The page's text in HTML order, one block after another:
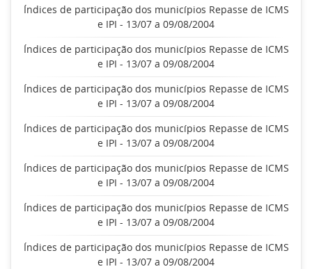
Índices de participação dos municípios Repasse de ICMS
e IPI - 13/07 a 09/08/2004
Índices de participação dos municípios Repasse de ICMS
e IPI - 13/07 a 09/08/2004
Índices de participação dos municípios Repasse de ICMS
e IPI - 13/07 a 09/08/2004
Índices de participação dos municípios Repasse de ICMS
e IPI - 13/07 a 09/08/2004
Índices de participação dos municípios Repasse de ICMS
e IPI - 13/07 a 09/08/2004
Índices de participação dos municípios Repasse de ICMS
e IPI - 13/07 a 09/08/2004
Índices de participação dos municípios Repasse de ICMS
e IPI - 13/07 a 09/08/2004